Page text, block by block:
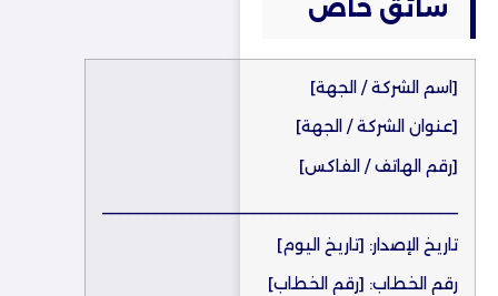
سائق خاص
[اسم الشركة / الجهة]
[عنوان الشركة / الجهة]
[رقم الهاتف / الفاكس]
تاريخ الإصدار: [تاريخ اليوم]
رقم الخطاب: [رقم الخطاب]